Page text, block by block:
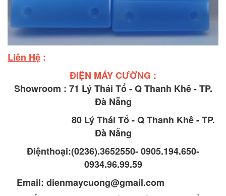
Liên Hệ :
ĐIỆN MÁY CƯỜNG :
Showroom : 71 Lý Thái Tổ - Q Thanh Khê - TP.
Đà Nẵng
80 Lý Thái Tổ - Q Thanh Khê - TP.
Đà Nẵng
Điệnthoại:(0236).3652550- 0905.194.650-
0934.96.99.59
Email: dienmaycuong@gmail.com